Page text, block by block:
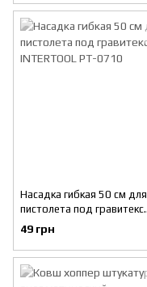
Насадка гибкая 50 см для
пистолета под гравитекс
INTERTOOL PT-0710
49 грн